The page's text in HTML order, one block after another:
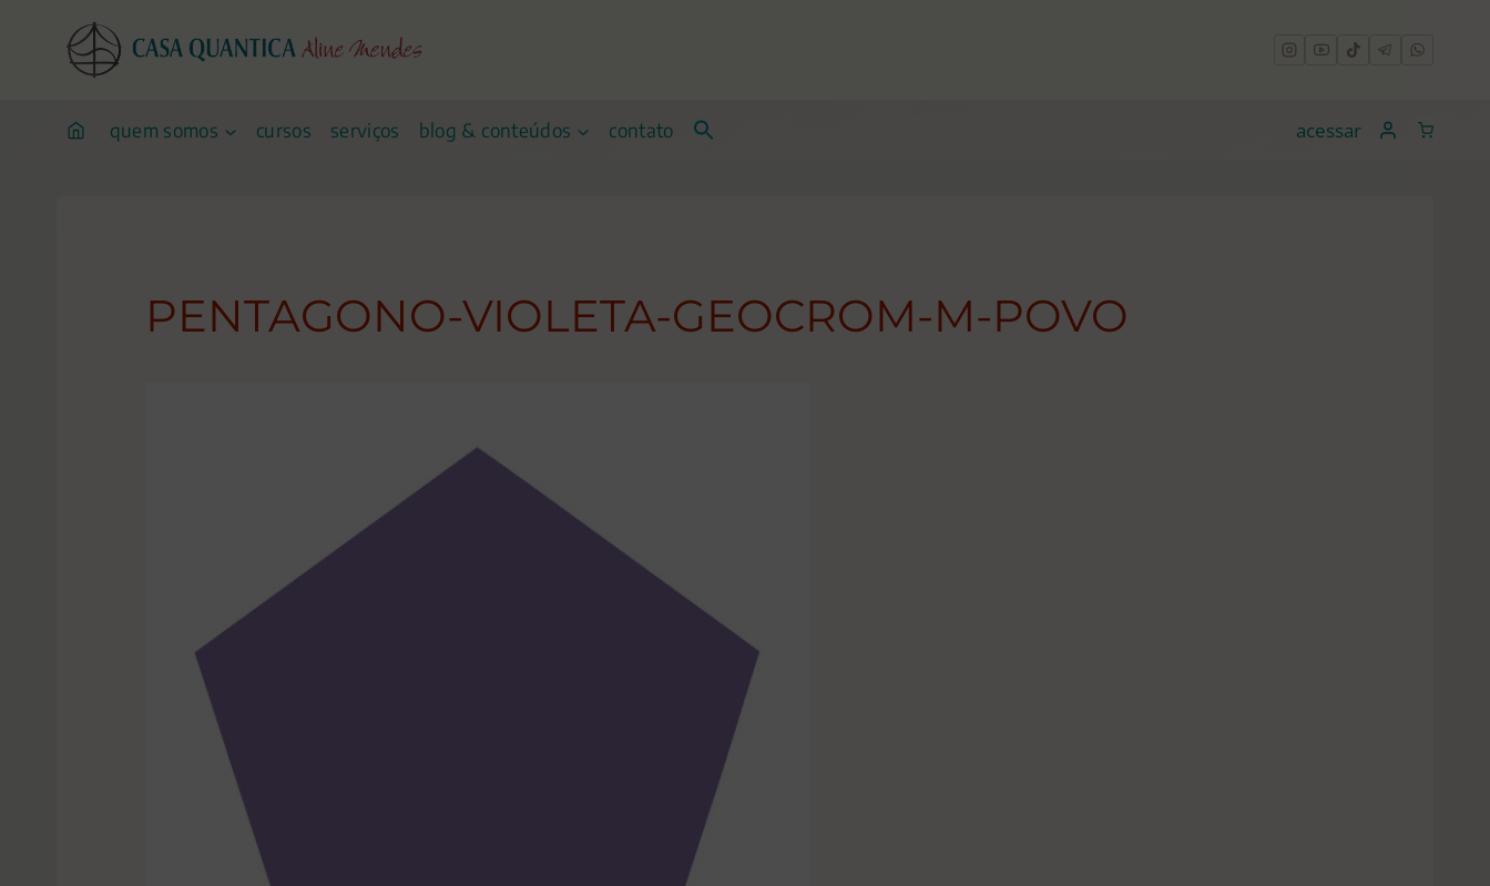
quem somos cursos serviços blog & conteúdos contato acessar
PENTAGONO-VIOLETA-GEOCROM-M-POVO